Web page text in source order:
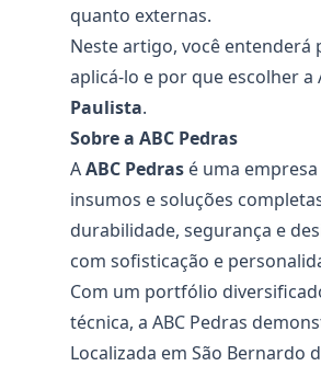
quanto externas.
Neste artigo, você
aplicá-lo e por que escolher a
Paulista.
Sobre a ABC Pedras
AABC Pedras é uma
insumos e soluções
durabilidade, segurança e
com sofisticação e
Com um portfólio
técnica, a ABC Pedras
Localizada em São Bernardo